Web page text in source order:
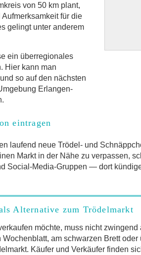
von 50 km plant,
für die
gelingt unter anderem
ein überregionales
Hier kann man
so auf den nächsten
Erlangen-
eintragen
laufend neue Trödel- und
Markt in der Nähe zu verpassen,
Social-Media-Gruppen — dort
Alternative zum Trödelmarkt
möchte, muss nicht
am schwarzen Brett
Käufer und Verkäufer finden